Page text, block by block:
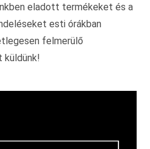
eladott termékeket és a
esti órákban
felmerülő
küldünk!